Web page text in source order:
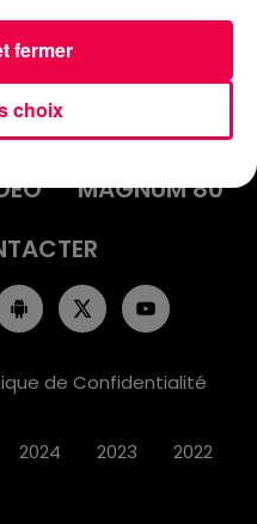
PODCASTS
MAGNUM 80
de Confidentialité
2024 2023 2022
choix
fermer